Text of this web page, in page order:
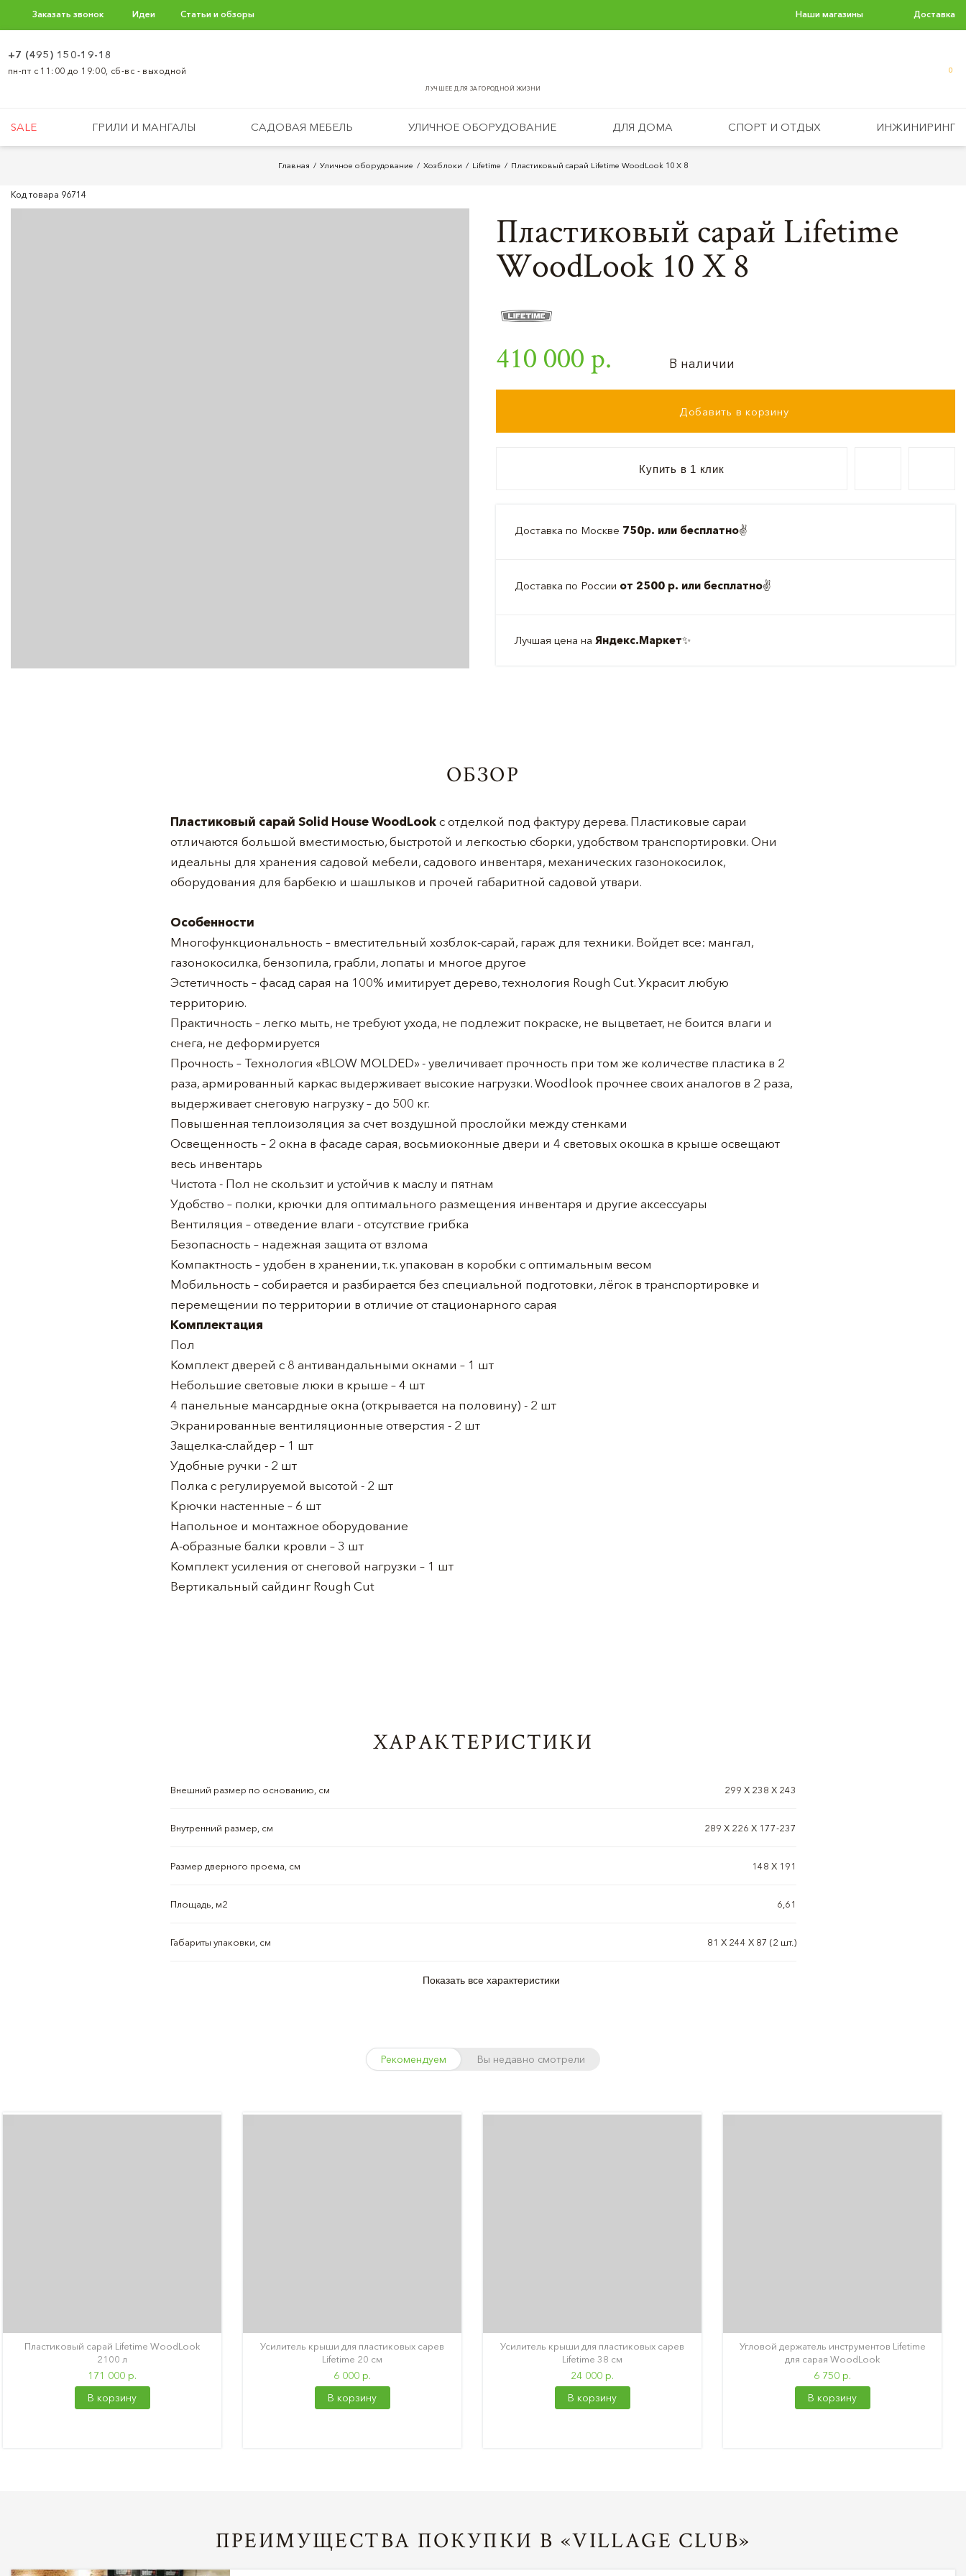
Заказать звонок Идеи Статьи и обзоры Наши магазины Доставка
ЛУЧШЕЕ ДЛЯ ЗАГОРОДНОЙ ЖИЗНИ
+7 (495) 150-19-18
пн-пт с 11:00 до 19:00, сб-вс - выходной 0
SALE ГРИЛИ И МАНГАЛЫ САДОВАЯ МЕБЕЛЬ УЛИЧНОЕ ОБОРУДОВАНИЕ ДЛЯ ДОМА СПОРТ И ОТДЫХ ИНЖИНИРИНГ
Главная Уличное оборудование Хозблоки Lifetime Пластиковый сарай Lifetime WoodLook 10 Х 8
Код товара 96714
Пластиковый сарай Lifetime
WoodLook 10 Х 8
410 000 р. В наличии
Добавить в корзину
Купить в 1 клик
Доставка по Москве 750р. или бесплатно✌️
Доставка по России от 2500 р. или бесплатно✌️
Лучшая цена на Яндекс.Маркет✨
ОБЗОР
Пластиковый сарай Solid House WoodLookс отделкой под фактуру дерева. Пластиковые сараи
отличаются большой вместимостью, быстротой и легкостью сборки, удобством транспортировки. Они
идеальны для хранения садовой мебели, садового инвентаря, механических газонокосилок,
оборудования для барбекю и шашлыков и прочей габаритной садовой утвари.
Особенности
Многофункциональность – вместительный хозблок-сарай, гараж для техники. Войдет все: мангал,
газонокосилка, бензопила, грабли, лопаты и многое другое
Эстетичность – фасад сарая на 100% имитирует дерево, технология Rough Cut. Украсит любую
территорию.
Практичность – легко мыть, не требуют ухода, не подлежит покраске, не выцветает, не боится влаги и
снега, не деформируется
Прочность – Технология «BLOW MOLDED» - увеличивает прочность при том же количестве пластика в 2
раза, армированный каркас выдерживает высокие нагрузки. Woodlook прочнее своих аналогов в 2 раза,
выдерживает снеговую нагрузку – до 500 кг.
Повышенная теплоизоляция за счет воздушной прослойки между стенками
Освещенность – 2 окна в фасаде сарая, восьмиоконные двери и 4 световых окошка в крыше освещают
весь инвентарь
Чистота - Пол не скользит и устойчив к маслу и пятнам
Удобство – полки, крючки для оптимального размещения инвентаря и другие аксессуары
Вентиляция – отведение влаги - отсутствие грибка
Безопасность – надежная защита от взлома
Компактность – удобен в хранении, т.к. упакован в коробки с оптимальным весом
Мобильность – собирается и разбирается без специальной подготовки, лёгок в транспортировке и
перемещении по территории в отличие от стационарного сарая
Комплектация
Пол
Комплект дверей с 8 антивандальными окнами – 1 шт
Небольшие световые люки в крыше – 4 шт
4 панельные мансардные окна (открывается на половину) - 2 шт
Экранированные вентиляционные отверстия - 2 шт
Защелка-слайдер – 1 шт
Удобные ручки - 2 шт
Полка с регулируемой высотой - 2 шт
Крючки настенные – 6 шт
Напольное и монтажное оборудование
А-образные балки кровли – 3 шт
Комплект усиления от снеговой нагрузки – 1 шт
Вертикальный сайдинг Rough Cut
ХАРАКТЕРИСТИКИ
Внешний размер по основанию, см 299 X 238 X 243
Внутренний размер, см 289 X 226 X 177-237
Размер дверного проема, см 148 Х 191
Площадь, м2 6,61
Габариты упаковки, см 81 X 244 X 87 (2 шт.)
Показать все характеристики
Рекомендуем Вы недавно смотрели
Пластиковый сарай Lifetime WoodLook
2100 л
171 000 р.
В корзину
Усилитель крыши для пластиковых сарев
Lifetime 20 см
6 000 р.
В корзину
Усилитель крыши для пластиковых сарев
Lifetime 38 см
24 000 р.
В корзину
Угловой держатель инструментов Lifetime
для сарая WoodLook
6 750 р.
В корзину
ПРЕИМУЩЕСТВА ПОКУПКИ В «VILLAGE CLUB»